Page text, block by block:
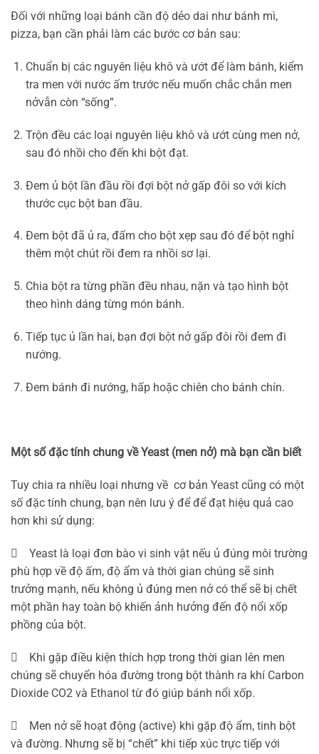
Đối với những loại bánh cần độ dẻo dai như bánh mì,
pizza, bạn cần phải làm các bước cơ bản sau:
Chuẩn bị các nguyên liệu khô và ướt để làm bánh, kiểm
tra men với nước ấm trước nếu muốn chắc chắn men
nởvẫn còn “sống”.
Trộn đều các loại nguyên liệu khô và ướt cùng men nở,
sau đó nhồi cho đến khi bột đạt.
Đem ủ bột lần đầu rồi đợi bột nở gấp đôi so với kích
thước cục bột ban đầu.
Đem bột đã ủ ra, đấm cho bột xẹp sau đó để bột nghỉ
thêm một chút rồi đem ra nhồi sơ lại.
Chia bột ra từng phần đều nhau, nặn và tạo hình bột
theo hình dáng từng món bánh.
Tiếp tục ủ lần hai, bạn đợi bột nở gấp đôi rồi đem đi
nướng.
Đem bánh đi nướng, hấp hoặc chiên cho bánh chín.
Một số đặc tính chung về Yeast (men nở) mà bạn cần biết
Tuy chia ra nhiều loại nhưng về cơ bản Yeast cũng có một
số đặc tính chung, bạn nên lưu ý để để đạt hiệu quả cao
hơn khi sử dụng:
 Yeast là loại đơn bào vi sinh vật nếu ủ đúng môi trường
phù hợp về độ ấm, độ ẩm và thời gian chúng sẽ sinh
trưởng mạnh, nếu không ủ đúng men nở có thể sẽ bị chết
một phần hay toàn bộ khiến ảnh hưởng đến độ nổi xốp
phồng của bột.
 Khi gặp điều kiện thích hợp trong thời gian lên men
chúng sẽ chuyển hóa đường trong bột thành ra khí Carbon
Dioxide CO2 và Ethanol từ đó giúp bánh nổi xốp.
 Men nở sẽ hoạt động (active) khi gặp độ ẩm, tinh bột
và đường. Nhưng sẽ bị “chết” khi tiếp xúc trực tiếp với